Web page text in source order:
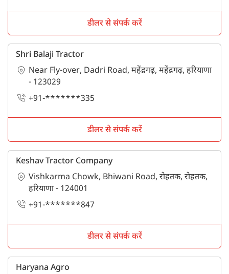
डीलर से संपर्क करें
Shri Balaji Tractor
Near Fly-over, Dadri Road, महेंद्रगढ़, महेंद्रगढ़, हरियाणा
- 123029
+91-*******335
डीलर से संपर्क करें
Keshav Tractor Company
Vishkarma Chowk, Bhiwani Road, रोहतक, रोहतक,
हरियाणा - 124001
+91-*******847
डीलर से संपर्क करें
Haryana Agro